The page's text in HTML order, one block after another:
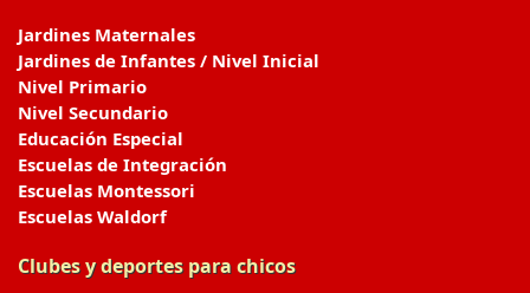
Jardines Maternales
Jardines de Infantes / Nivel Inicial
Nivel Primario
Nivel Secundario
Educación Especial
Escuelas de Integración
Escuelas Montessori
Escuelas Waldorf
Clubes y deportes para chicos